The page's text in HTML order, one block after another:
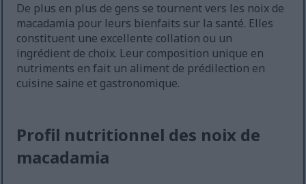
De plus en plus de gens se tournent vers les noix de
macadamia pour leurs bienfaits sur la santé. Elles
constituent une excellente collation ou un
ingrédient de choix. Leur composition unique en
nutriments en fait un aliment de prédilection en
cuisine saine et gastronomique.
Profil nutritionnel des noix de
macadamia